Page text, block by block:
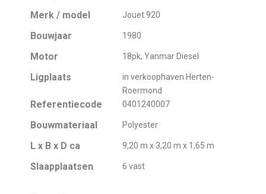
Merk / model Jouet 920
Bouwjaar 1980
Motor 18pk, Yanmar Diesel
Ligplaats
in verkoophaven Herten-
Roermond
Referentiecode 0401240007
Bouwmateriaal Polyester
L x B x D ca 9,20 m x 3,20 m x 1,65 m
Slaapplaatsen 6 vast